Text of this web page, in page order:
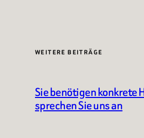
WEITERE BEITRÄGE
Sie benötigen konkrete
sprechen Sie uns an